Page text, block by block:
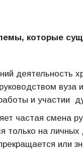
которые
деятельность
и участии
частая смена
только на
или